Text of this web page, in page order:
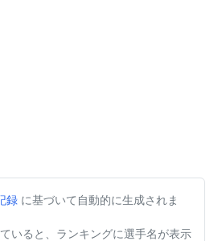
録 に基づいて自動的に生成されま
いると、ランキングに選手名が表示